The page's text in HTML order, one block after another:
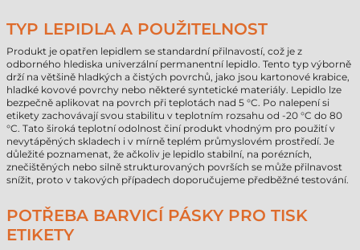
TYP LEPIDLA A POUŽITELNOST
Produkt je opatřen lepidlem se standardní přilnavostí, což je z
odborného hlediska univerzální permanentní lepidlo. Tento typ výborně
drží na většině hladkých a čistých povrchů, jako jsou kartonové krabice,
hladké kovové povrchy nebo některé syntetické materiály. Lepidlo lze
bezpečně aplikovat na povrch při teplotách nad 5 °C. Po nalepení si
etikety zachovávají svou stabilitu v teplotním rozsahu od -20 °C do 80
°C. Tato široká teplotní odolnost činí produkt vhodným pro použití v
nevytápěných skladech i v mírně teplém průmyslovém prostředí. Je
důležité poznamenat, že ačkoliv je lepidlo stabilní, na porézních,
znečištěných nebo silně strukturovaných površích se může přilnavost
snížit, proto v takových případech doporučujeme předběžné testování.
POTŘEBA BARVICÍ PÁSKY PRO TISK
ETIKETY